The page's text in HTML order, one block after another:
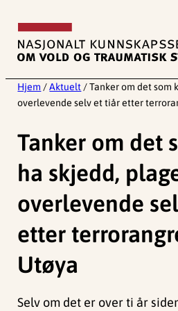
innhold
Hjem / Aktuelt / Tanker om det som
overlevende selv et tiår etter
Tanker om det
ha skjedd,
overlevende
etter
Utøya
Selv om det er over ti år